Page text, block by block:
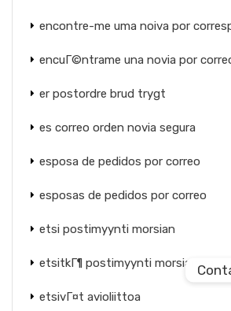
encontre-me uma noiva por
encuГ©ntrame una novia por
er postordre brud trygt
es correo orden novia segura
esposa de pedidos por correo
esposas de pedidos por correo
etsi postimyynti morsian
etsitkГ¶ postimyynti morsiamaa
etsivГ¤t avioliittoa